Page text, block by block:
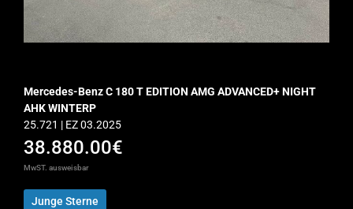
Mercedes-Benz C 180 T EDITION AMG ADVANCED+ NIGHT
AHK WINTERP
25.721 | EZ 03.2025
38.880.00€
MwST. ausweisbar
Junge Sterne